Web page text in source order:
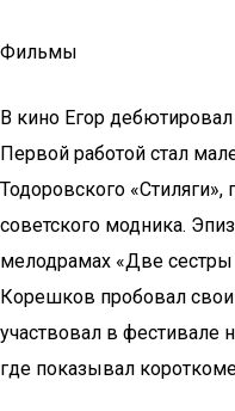
Фильмы
В кино Егор
Первой работой стал
Тодоровского «Стиляги»,
советского модника.
мелодрамах «Две
Корешков пробовал
участвовал в фестивале
где показывал